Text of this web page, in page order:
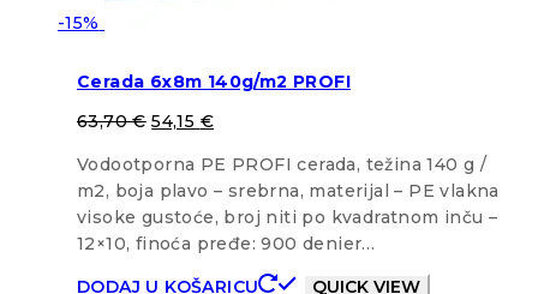
-15%
Cerada 6x8m 140g/m2 PROFI
63,70€ 54,15 €
Vodootporna PE PROFI cerada, težina 140 g /
m2, boja plavo – srebrna, materijal – PE vlakna
visoke gustoće, broj niti po kvadratnom inču –
12×10, finoća pređe: 900 denier…
DODAJ U KOŠARICU
QUICK VIEW